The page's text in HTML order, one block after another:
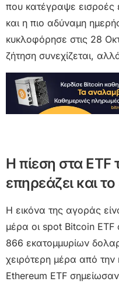
που κατέγραψε εισροές
και η πιο αδύναμη
κυκλοφόρησε στις 28
ζήτηση συνεχίζεται,
Η πίεση στα ETF
επηρεάζει και
Η εικόνα της αγοράς
μέρα οι spot Bitcoin ETF
866 εκατομμυρίων
χειρότερη μέρα από
Ethereum ETF